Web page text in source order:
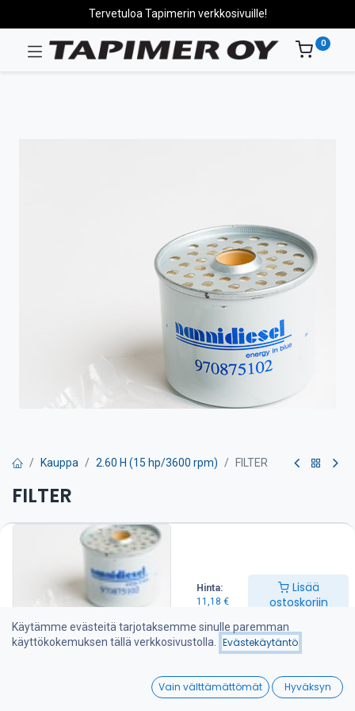
Hinta:
11,18 €
Lisää
ostoskoriin
Wishlist
Tervetuloa Tapimerin verkkosivuille!
0
Kauppa 2.60 H (15 hp/3600 rpm) FILTER
FILTER
Polttoainesuodatin on suositeltava vaihtaa kerran vuodessa
Lisää ostoskoriin
Lisää toivelistalle
Käytämme evästeitä tarjotaksemme sinulle paremman
käyttökokemuksen tällä verkkosivustolla.
Evästekäytäntö
Vain välttämättömät Hyväksyn